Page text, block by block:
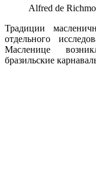
Alfred de
Традиции
отдельного
Масленице
бразильские